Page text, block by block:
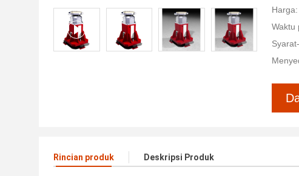
Waktu
Rincian produk Deskripsi Produk